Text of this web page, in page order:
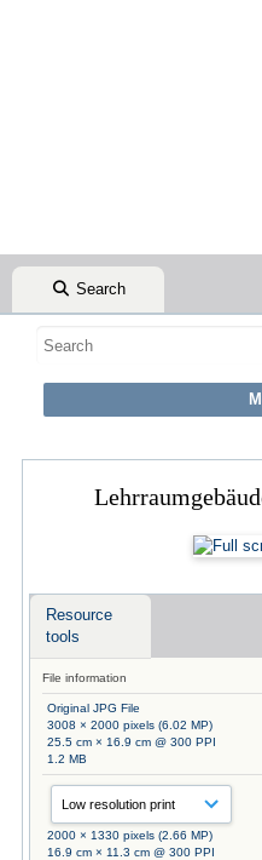
Search
Resource
tools
File information
Original JPG File
3008 × 2000 pixels (6.02 MP)
25.5 cm × 16.9 cm @ 300 PPI
1.2 MB
2000 × 1330 pixels (2.66 MP)
16.9 cm × 11.3 cm @ 300 PPI